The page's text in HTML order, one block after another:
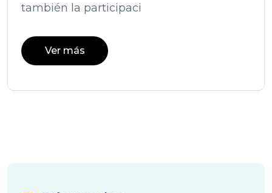
también la participaci
Ver más